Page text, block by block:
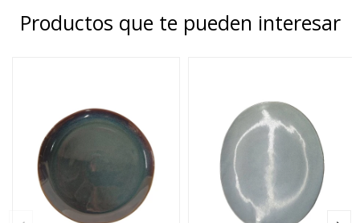
Productos que te pueden interesar